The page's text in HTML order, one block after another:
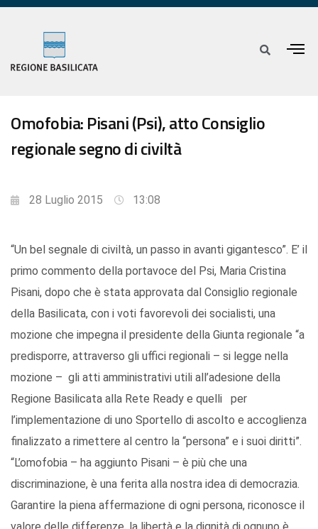
Omofobia: Pisani (Psi), atto Consiglio
regionale segno di civiltà
28 Luglio 2015 13:08
“Un bel segnale di civiltà, un passo in avanti gigantesco”. E’ il
primo commento della portavoce del Psi, Maria Cristina
Pisani, dopo che è stata approvata dal Consiglio regionale
della Basilicata, con i voti favorevoli dei socialisti, una
mozione che impegna il presidente della Giunta regionale “a
predisporre, attraverso gli uffici regionali – si legge nella
mozione – gli atti amministrativi utili all’adesione della
Regione Basilicata alla Rete Ready e quelli per
l’implementazione di uno Sportello di ascolto e accoglienza
finalizzato a rimettere al centro la “persona” e i suoi diritti”.
“L’omofobia – ha aggiunto Pisani – è più che una
discriminazione, è una ferita alla nostra idea di democrazia.
Garantire la piena affermazione di ogni persona, riconosce il